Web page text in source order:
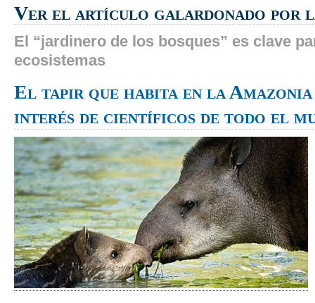
Ver el artículo galardonado por
El “jardinero de los bosques” es clave
ecosistemas
El tapir que habita en la
interés de científicos de todo el